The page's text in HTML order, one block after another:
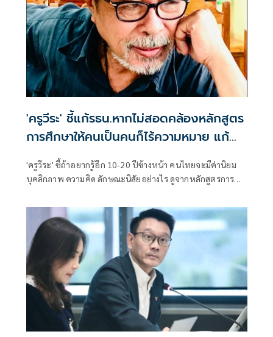
'ครูวีระ' ชี้แก้รธน.หากไม่สอดคล้องหลักสูตร
การศึกษาให้คนเป็นคนก็ไร้ความหมาย แก้
แล้วแก้อีก
'ครูวีระ' ชี้ถ้าอยากรู้อีก 10-20 ปีข้างหน้า คนไทยจะมีค่านิยม
บุคลิกภาพ ความคิด ลักษณะนิสัยอย่างไร ดูจากหลักสูตรการ
หลักสูตรการศึกษาให้คนเป็นคน ก็ไม่มีความหมาย แก้แล้ว แก้